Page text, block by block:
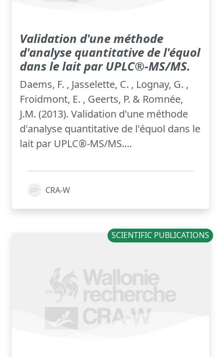
Validation d'une méthode
d'analyse quantitative de l'équol
dans le lait par UPLC®-MS/MS.
Daems, F. , Jasselette, C. , Lognay, G. ,
Froidmont, E. , Geerts, P. & Romnée,
J.M. (2013). Validation d'une méthode
d'analyse quantitative de l'équol dans le
lait par UPLC®-MS/MS....
CRA-W
SCIENTIFIC PUBLICATIONS